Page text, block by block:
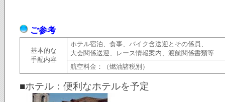
ご参考
基本的な
手配内容
ホテル宿泊、食事、バイク含送迎とその係員、
大会関係送迎、レース情報案内、渡航関係書類等
航空料金：（燃油諸税別）
■ホテル：便利なホテルを予定